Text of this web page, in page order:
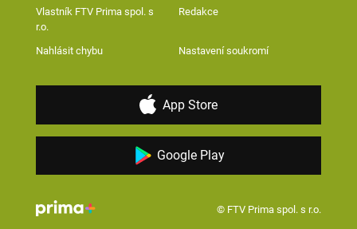
Vlastník FTV Prima spol. s
r.o.
Redakce
Nahlásit chybu Nastavení soukromí
App Store
Google Play
© FTV Prima spol. s r.o.